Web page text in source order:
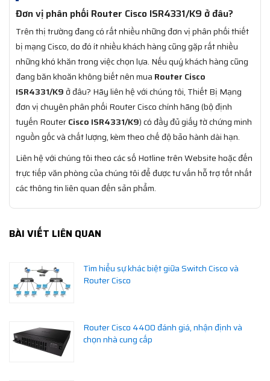
Đơn vị phân phối Router Cisco ISR4331/K9 ở đâu?
Trên thị trường đang có rất nhiều những đơn vị phân phối thiết
bị mạng Cisco, do đó ít nhiều khách hàng cũng gặp rất nhiều
những khó khăn trong việc chọn lựa. Nếu quý khách hàng cũng
đang băn khoăn không biết nên mua Router Cisco
ISR4331/K9 ở đâu? Hãy liên hệ với chúng tôi, Thiết Bị Mạng
đơn vị chuyên phân phối Router Cisco chính hãng (bộ định
tuyến RouterCisco ISR4331/K9) có đầy đủ giấy tờ chứng minh
nguồn gốc và chất lượng, kèm theo chế độ bảo hành dài hạn.
Liên hệ với chúng tôi theo các số Hotline trên Website hoặc đến
trực tiếp văn phòng của chúng tôi để được tư vấn hỗ trợ tốt nhất
các thông tin liên quan đến sản phẩm.
BÀI VIẾT LIÊN QUAN
Tìm hiểu sự khác biệt giữa Switch Cisco và
Router Cisco
Router Cisco 4400 đánh giá, nhận định và
chọn nhà cung cấp